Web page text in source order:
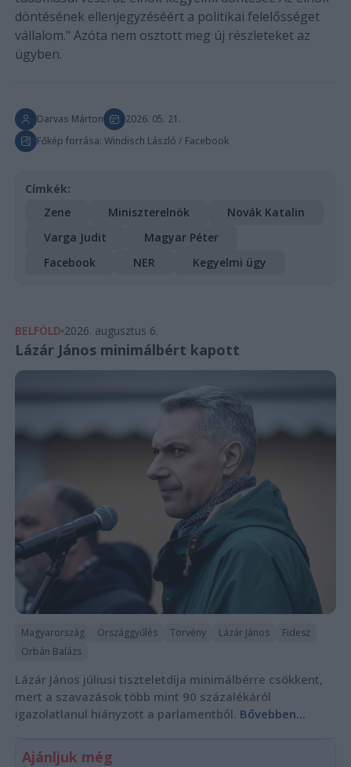
döntésének ellenjegyzéséért a politikai felelősséget
vállalom." Azóta nem osztott meg új részleteket az
ügyben.
Darvas Márton
2026. 05. 21.
Főkép forrása: Windisch László / Facebook
Címkék:
Zene
Miniszterelnök
Novák Katalin
Varga Judit
Magyar Péter
Facebook
NER Kegyelmi ügy
BELFÖLD 2026. augusztus 6.
Lázár János minimálbért kapott
Magyarország Országgyűlés Törvény Lázár János
Fidesz
Orbán Balázs
Lázár János júliusi tiszteletdíja minimálbérre csökkent,
mert a szavazások több mint 90 százalékáról
igazolatlanul hiányzott a parlamentből. Bővebben...
Ajánljuk még